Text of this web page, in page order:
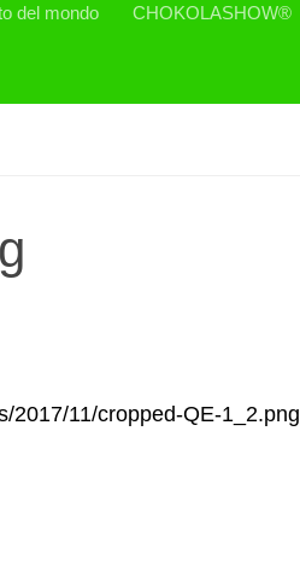
del mondo CHOKOLASHOW®
2017/11/cropped-QE-1_2.png